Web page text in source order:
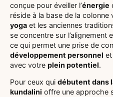
conçue pour éveiller l’énergie
réside à la base de la colonne
yoga et les anciennes
se concentre sur l’alignement
ce qui permet une prise de
développement personnel
avec votre plein potentiel.
Pour ceux qui débutent dans
kundalini offre une approche